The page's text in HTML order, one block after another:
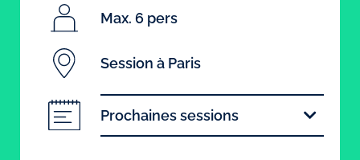
Max. 6 pers
Session à Paris
Prochaines sessions